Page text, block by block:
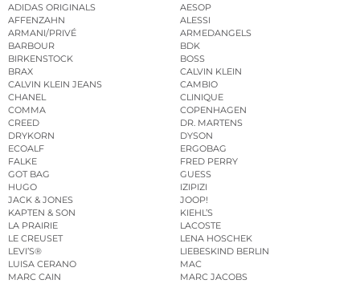
ADIDAS ORIGINALS
AESOP
AFFENZAHN
ALESSI
ARMANI/PRIVÉ
ARMEDANGELS
BARBOUR
BDK
BIRKENSTOCK
BOSS
BRAX
CALVIN KLEIN
CALVIN KLEIN JEANS
CAMBIO
CHANEL
CLINIQUE
COMMA
COPENHAGEN
CREED
DR. MARTENS
DRYKORN
DYSON
ECOALF
ERGOBAG
FALKE
FRED PERRY
GOT BAG
GUESS
HUGO
IZIPIZI
JACK & JONES
JOOP!
KAPTEN & SON
KIEHL’S
LA PRAIRIE
LACOSTE
LE CREUSET
LENA HOSCHEK
LEVI’S®
LIEBESKIND BERLIN
LUISA CERANO
MAC
MARC CAIN
MARC JACOBS